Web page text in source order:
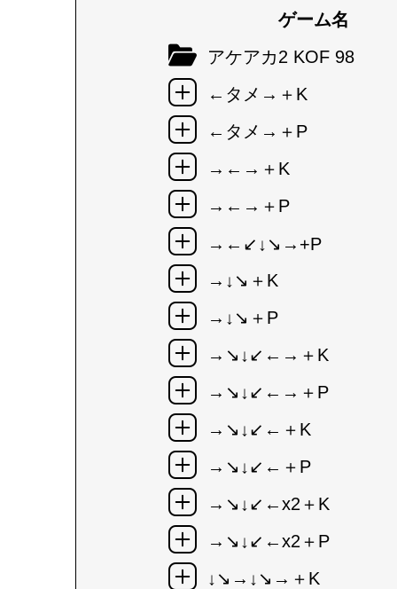
ゲーム名
アケアカ2 KOF 98
←タメ→＋K
←タメ→＋P
→←→＋K
→←→＋P
→←↙↓↘→+P
→↓↘＋K
→↓↘＋P
→↘↓↙←→＋K
→↘↓↙←→＋P
→↘↓↙←＋K
→↘↓↙←＋P
→↘↓↙←x2＋K
→↘↓↙←x2＋P
↓↘→↓↘→＋K